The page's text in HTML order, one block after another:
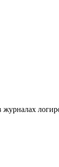
журналах